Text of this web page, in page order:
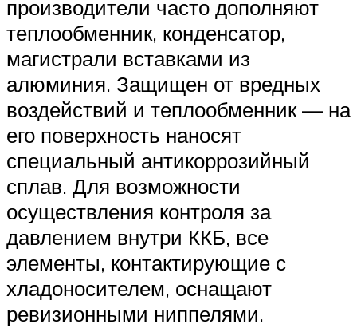
производители часто дополняют
теплообменник, конденсатор,
магистрали вставками из
алюминия. Защищен от вредных
воздействий и теплообменник — на
его поверхность наносят
специальный антикоррозийный
сплав. Для возможности
осуществления контроля за
давлением внутри ККБ, все
элементы, контактирующие с
хладоносителем, оснащают
ревизионными ниппелями.